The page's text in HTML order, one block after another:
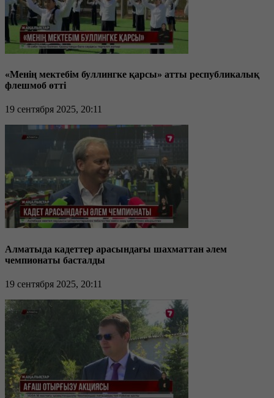
«Менің мектебім буллингке қарсы» атты республикалық
флешмоб өтті
19 сентября 2025, 20:11
Алматыда кадеттер арасындағы шахматтан әлем
чемпионаты басталды
19 сентября 2025, 20:11